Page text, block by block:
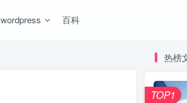
wordpress 百科
热榜
TOP1